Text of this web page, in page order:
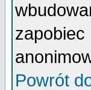
zapobiec
Powrót